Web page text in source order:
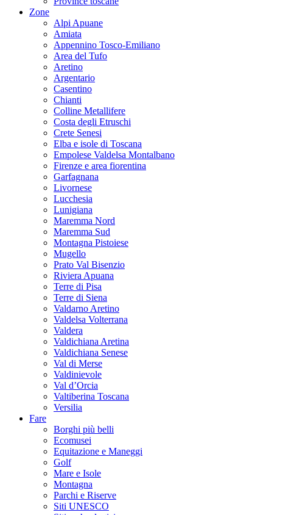
Zone
Alpi Apuane
Amiata
Appennino Tosco-Emiliano
Area del Tufo
Aretino
Argentario
Casentino
Chianti
Colline Metallifere
Costa degli Etruschi
Crete Senesi
Elba e isole di Toscana
Empolese Valdelsa Montalbano
Firenze e area fiorentina
Garfagnana
Livornese
Lucchesia
Lunigiana
Maremma Nord
Maremma Sud
Montagna Pistoiese
Mugello
Prato Val Bisenzio
Riviera Apuana
Terre di Pisa
Terre di Siena
Valdarno Aretino
Valdelsa Volterrana
Valdera
Valdichiana Aretina
Valdichiana Senese
Val di Merse
Valdinievole
Val d’Orcia
Valtiberina Toscana
Versilia
Fare
Borghi più belli
Ecomusei
Equitazione e Maneggi
Golf
Mare e Isole
Montagna
Parchi e Riserve
Siti UNESCO